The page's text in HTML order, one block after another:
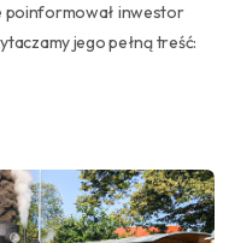
poinformował inwestor
jego pełną treść: